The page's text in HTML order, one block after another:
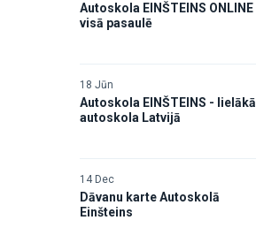
Autoskola EINŠTEINS ONLINE
visā pasaulē
18 Jūn
Autoskola EINŠTEINS - lielākā
autoskola Latvijā
14 Dec
Dāvanu karte Autoskolā
Einšteins